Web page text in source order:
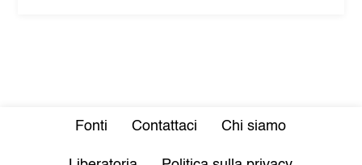
Fonti Contattaci Chi siamo